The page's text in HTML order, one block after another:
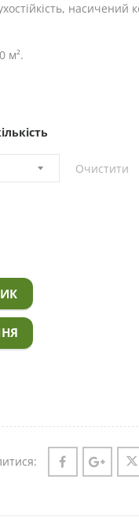
насичений
м².
Очистити